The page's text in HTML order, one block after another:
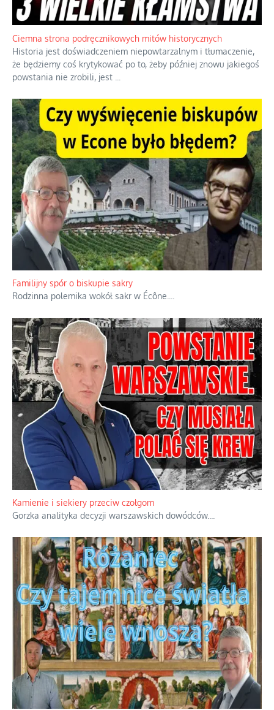
Ciemna strona podręcznikowych mitów historycznych
Historia jest doświadczeniem niepowtarzalnym i tłumaczenie,
że będziemy coś krytykować po to, żeby później znowu jakiegoś
powstania nie zrobili, jest
Familijny spór o biskupie sakry
Rodzinna polemika wokół sakr w Écône.
Kamienie i siekiery przeciw czołgom
Gorzka analityka decyzji warszawskich dowódców.